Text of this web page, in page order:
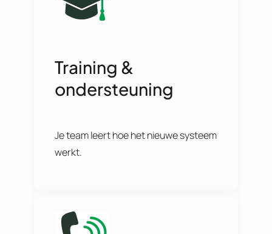
Training &
ondersteuning
Je team leert hoe het nieuwe systeem
werkt.